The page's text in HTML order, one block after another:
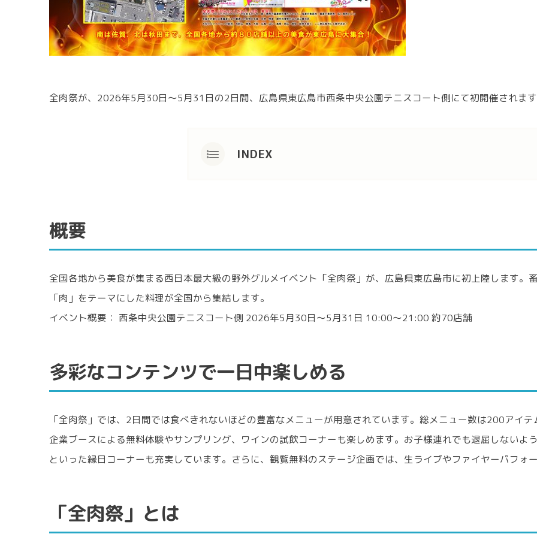
全肉祭が、2026年5月30日～5月31日の2日間、広島県東広島市西条中央公園テニスコート側にて初開催されま
INDEX
まとめ
関連リンク
概要
全国各地から美食が集まる西日本最大級の野外グルメイベント「全肉祭」が、広島県東広島市に初上陸します。
「肉」をテーマにした料理が全国から集結します。
イベント概要： 西条中央公園テニスコート側 2026年5月30日～5月31日 10:00～21:00 約70店舗
多彩なコンテンツで一日中楽しめる
「全肉祭」では、2日間では食べきれないほどの豊富なメニューが用意されています。総メニュー数は200アイ
企業ブースによる無料体験やサンプリング、ワインの試飲コーナーも楽しめます。お子様連れでも退屈しないよ
といった縁日コーナーも充実しています。さらに、観覧無料のステージ企画では、生ライブやファイヤーパフォ
「全肉祭」とは